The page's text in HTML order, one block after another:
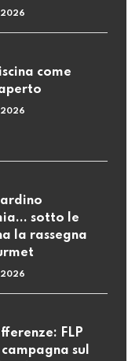
2026
come
2026
sotto le
la rassegna
2026
FLP
sul